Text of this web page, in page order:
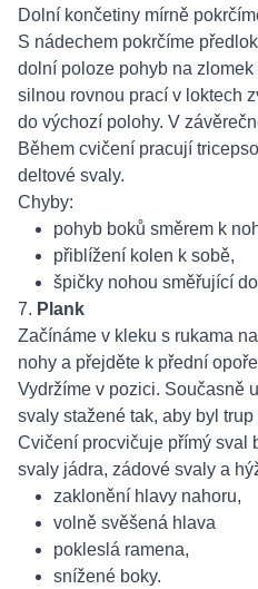
Dolní končetiny mírně
S nádechem pokrčíme
dolní poloze pohyb na
silnou rovnou prací v loktech
do výchozí polohy. V
Během cvičení pracují
deltové svaly.
Chyby:
pohyb boků směrem k
přiblížení kolen k sobě,
špičky nohou směřující
7. Plank
Začínáme v kleku s rukama
nohy a přejděte k přední
Vydržíme v pozici. Současně
svaly stažené tak, aby byl
Cvičení procvičuje přímý sval
svaly jádra, zádové svaly a
zaklonění hlavy nahoru,
volně svěšená hlava
pokleslá ramena,
snížené boky.